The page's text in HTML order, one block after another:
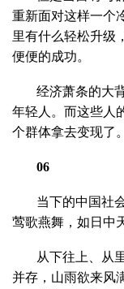
重新面对这样一个
里有什么轻松升级
便便的成功。
经济萧条的大
年轻人。而这些人
个群体拿去变现了。
06
当下的中国社
莺歌燕舞，如日中
从下往上、从
并存，山雨欲来风